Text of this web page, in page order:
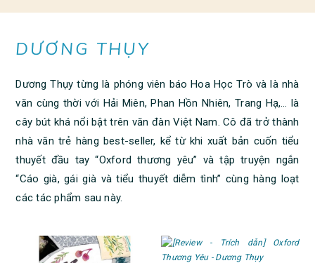
DƯƠNG THỤY
Dương Thụy từng là phóng viên báo Hoa Học Trò và là nhà
văn cùng thời với Hải Miên, Phan Hồn Nhiên, Trang Hạ,… là
cây bút khá nổi bật trên văn đàn Việt Nam. Cô đã trở thành
nhà văn trẻ hàng best-seller, kể từ khi xuất bản cuốn tiểu
thuyết đầu tay “Oxford thương yêu” và tập truyện ngắn
“Cáo già, gái già và tiểu thuyết diễm tình” cùng hàng loạt
các tác phẩm sau này.